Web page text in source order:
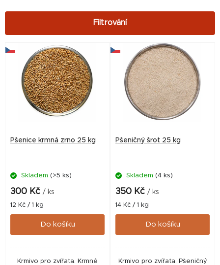
V
Pšenice krmná zrno 25 kg
Skladem (>5 ks)
300 Kč / ks
Měrná
cena:
12 Kč / 1 kg
Do košíku
Krmivo pro zvířata. Krmné
Pšeničný šrot 25 kg
Skladem (4 ks)
350 Kč / ks
Měrná
cena:
14 Kč / 1 kg
Do košíku
Krmivo pro zvířata. Pšeničný